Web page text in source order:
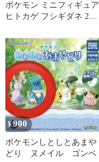
ポケモン ミニフィギュア
ヒトカゲ フシギダネ 2体
¥900
ポケモンしとしとあまや
どり ヌメイル ゴンベ